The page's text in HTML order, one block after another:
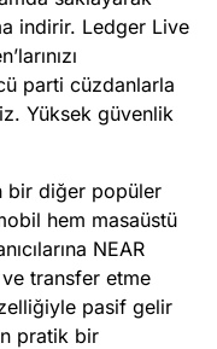
indirir. Ledger Live
parti cüzdanlarla
Yüksek güvenlik
bir diğer popüler
hem masaüstü
NEAR
transfer etme
pasif gelir
pratik bir